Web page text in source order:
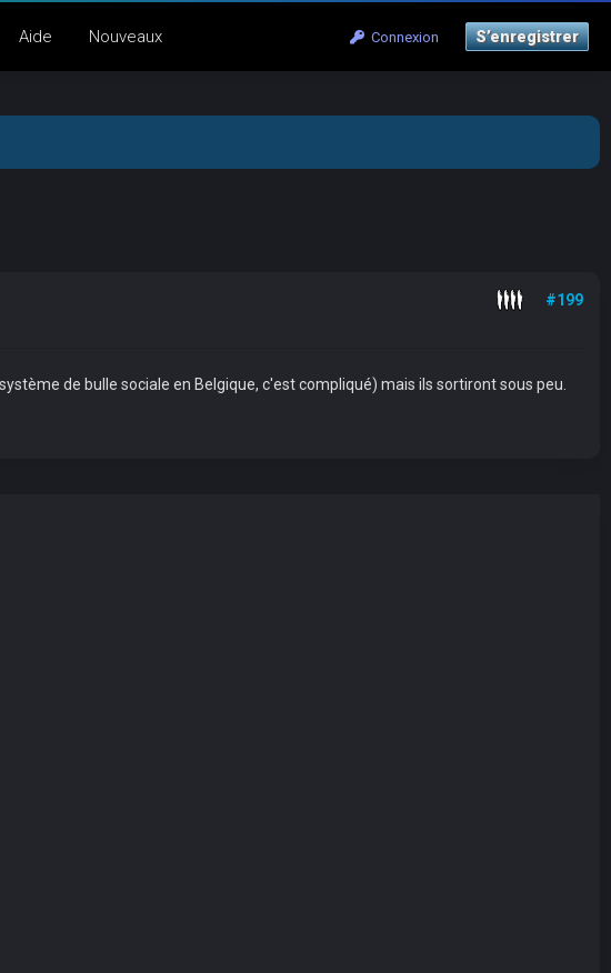
Connexion S’enregistrer
Aide Nouveaux
#199
de bulle sociale en Belgique, c'est compliqué) mais ils sortiront sous peu.